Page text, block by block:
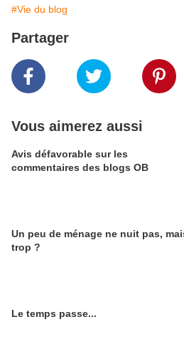
#Vie du blog
Partager
Vous aimerez aussi
Avis défavorable sur les
commentaires des blogs OB
Un peu de ménage ne nuit pas,
trop ?
Le temps passe...